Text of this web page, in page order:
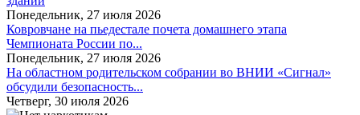
Понедельник, 27 июля 2026
Ковровчане на пьедестале почета домашнего этапа
Чемпионата России по...
Понедельник, 27 июля 2026
На областном родительском собрании во ВНИИ «Сигнал»
обсудили безопасность...
Четверг, 30 июля 2026